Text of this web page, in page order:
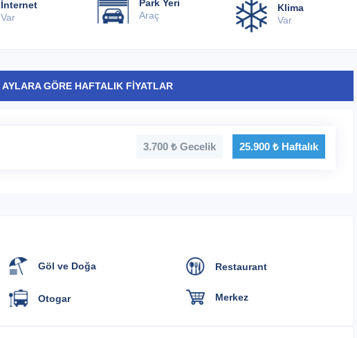
İnternet
Var
Park Yeri
Araç
Klima
Var
AYLARA GÖRE HAFTALIK FİYATLAR
3.700 ₺ Gecelik 25.900 ₺ Haftalık
Göl ve Doğa Restaurant
Otogar Merkez